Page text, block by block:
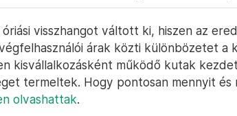
visszhangot váltott ki, hiszen az
árak közti különbözetet a
kisvállalkozásként működő kutak
termeltek. Hogy pontosan mennyit és
olvashattak.